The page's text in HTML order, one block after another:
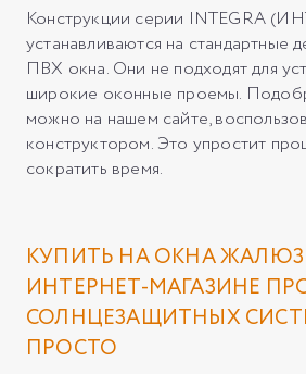
Конструкции серии INTEGRA
устанавливаются на стандартные
ПВХ окна. Они не подходят для
широкие оконные проемы.
можно на нашем сайте,
конструктором. Это упростит
сократить время.
КУПИТЬ НА ОКНА
ИНТЕРНЕТ-МАГАЗИНЕ
СОЛНЦЕЗАЩИТНЫХ
ПРОСТО